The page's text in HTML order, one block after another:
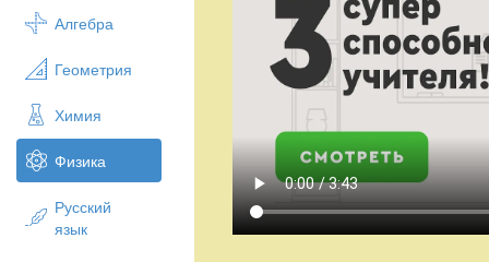
Алгебра
Геометрия
Химия
Физика
Русский
язык